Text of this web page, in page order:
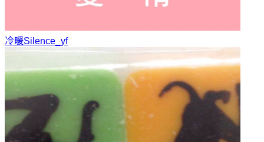
冷暖Silence_yf